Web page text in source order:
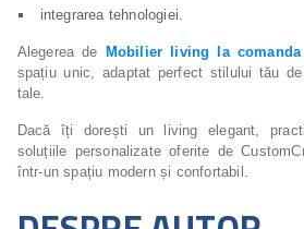
integrarea tehnologiei.
Alegerea de Mobilier living la comanda
spațiu unic, adaptat perfect stilului tău
tale.
Dacă îți dorești un living elegant,
soluțiile personalizate oferite de
într-un spațiu modern și confortabil.